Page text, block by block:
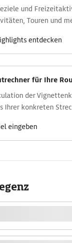
und
Touren und
entdecken
für Ihre
der
Ihrer konkreten
eingeben